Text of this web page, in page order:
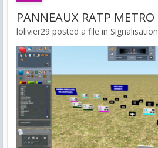
PANNEAUX RATP METRO
lolivier29 posted a file in Signalisation